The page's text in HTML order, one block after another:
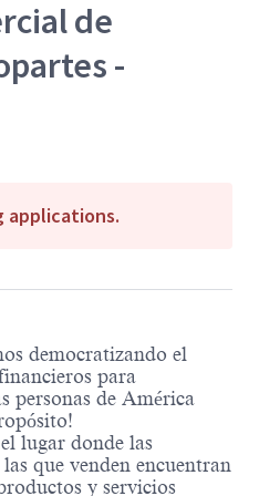
de
-
applications.
democratizando el
para
personas de América
lugar donde las
que venden encuentran
y servicios